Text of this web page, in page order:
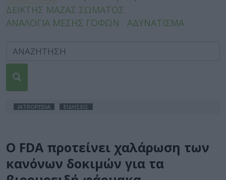
ΔΕΙΚΤΗΣ ΜΑΖΑΣ ΣΩΜΑΤΟΣ
ΑΝΑΛΟΓΙΑ ΜΕΣΗΣ ΓΟΦΩΝ
ΑΔΥΝΑΤΙΣΜΑ
IATROPEDIA ΕΙΔΗΣΕΙΣ
Ο FDA προτείνει χαλάρωση των
κανόνων δοκιμών για τα